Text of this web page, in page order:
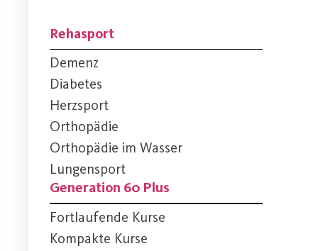
Rehasport
Demenz
Diabetes
Herzsport
Orthopädie
Orthopädie im Wasser
Lungensport
Generation 60 Plus
Fortlaufende Kurse
Kompakte Kurse